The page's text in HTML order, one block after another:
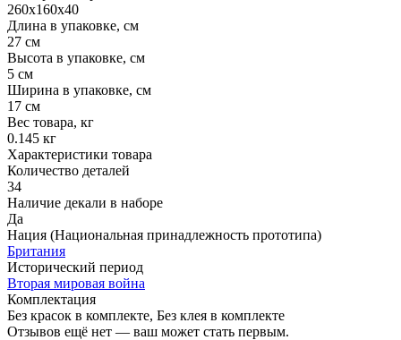
260х160х40
Длина в упаковке, см
27 см
Высота в упаковке, см
5 см
Ширина в упаковке, см
17 см
Вес товара, кг
0.145 кг
Характеристики товара
Количество деталей
34
Наличие декали в наборе
Да
Нация (Национальная принадлежность прототипа)
Британия
Исторический период
Вторая мировая война
Комплектация
Без красок в комплекте, Без клея в комплекте
Отзывов ещё нет — ваш может стать первым.